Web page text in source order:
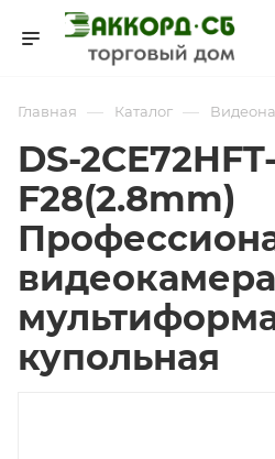
Главная — Каталог —
DS-2CE72HFT-
F28(2.8mm)
видеокамера
купольная